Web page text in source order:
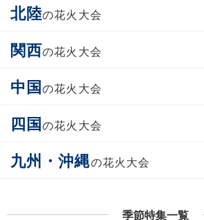
北陸の花火大会
関西の花火大会
中国の花火大会
四国の花火大会
九州・沖縄の花火大会
季節特集一覧